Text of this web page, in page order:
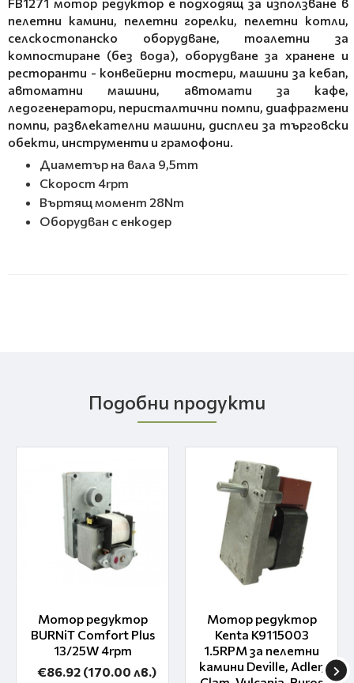
пелетни камини, пелетни горелки, пелетни котли,
селскостопанско оборудване, тоалетни за
компостиране (без вода), оборудване за хранене и
ресторанти - конвейерни тостери, машини за кебап,
автоматни машини, автомати за кафе,
ледогенератори, перисталтични помпи, диафрагмени
помпи, развлекателни машини, дисплеи за търговски
обекти, инструменти и грамофони.
Диаметър на вала 9,5mm
Скорост 4rpm
Въртящ момент 28Nm
Оборудван с енкодер
Подобни продукти
Мотор редуктор
BURNiT Comfort Plus
13/25W 4rpm
€86.92 (170.00 лв.)
Мотор редуктор
Kenta K9115003
1.5RPM за пелетни
камини Deville, Adler,